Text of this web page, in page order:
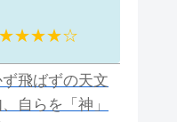
★★★★☆
飛ばずの天文
自らを「神」